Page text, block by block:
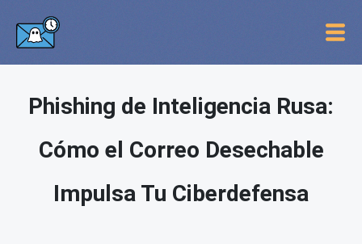
Phishing de Inteligencia Rusa:
Cómo el Correo Desechable
Impulsa Tu Ciberdefensa